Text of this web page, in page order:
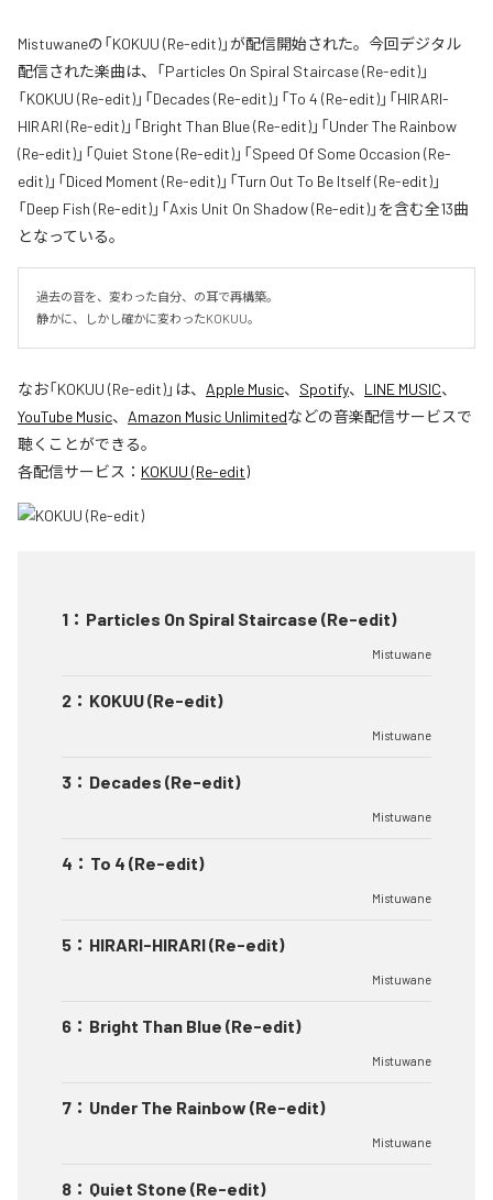
Mistuwaneの「KOKUU (Re-edit)」が配信開始された。今回デジタル
配信された楽曲は、「Particles On Spiral Staircase (Re-edit)」
「KOKUU (Re-edit)」「Decades (Re-edit)」「To 4 (Re-edit)」「HIRARI-
HIRARI (Re-edit)」「Bright Than Blue (Re-edit)」「Under The Rainbow
(Re-edit)」「Quiet Stone (Re-edit)」「Speed Of Some Occasion (Re-
edit)」「Diced Moment (Re-edit)」「Turn Out To Be Itself (Re-edit)」
「Deep Fish (Re-edit)」「Axis Unit On Shadow (Re-edit)」を含む全13曲
となっている。
過去の音を、変わった自分、の耳で再構築。
静かに、しかし確かに変わったKOKUU。
なお「KOKUU (Re-edit)」は、 Apple Music、 Spotify、 LINE MUSIC、
YouTube Music、 Amazon Music Unlimitedなどの音楽配信サービスで
聴くことができる。
各配信サービス： KOKUU (Re-edit)
1 ： Particles On Spiral Staircase (Re-edit)
Mistuwane
2 ： KOKUU (Re-edit)
Mistuwane
3 ： Decades (Re-edit)
Mistuwane
4 ： To 4 (Re-edit)
Mistuwane
5 ： HIRARI-HIRARI (Re-edit)
Mistuwane
6 ： Bright Than Blue (Re-edit)
Mistuwane
7 ： Under The Rainbow (Re-edit)
Mistuwane
8 ： Quiet Stone (Re-edit)